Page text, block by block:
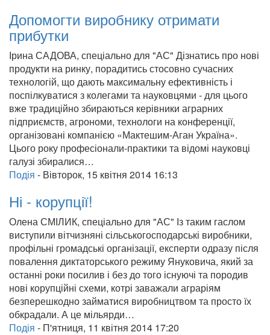
Допомогти виробнику отримати
прибутки
Ірина САДОВА, спеціально для "АС" Дізнатись про нові
продукти на ринку, порадитись стосовно сучасних
технологій, що дають максимальну ефективність і
поспілкуватися з колегами та науковцями - для цього
вже традиційно збираються керівники аграрних
підприємств, агрономи, технологи на конференції,
організовані компанією «Мактешим-Аган Україна».
Цього року професіонали-практики та відомі науковці
галузі збиралися…
Подія - Вівторок, 15 квітня 2014 16:13
Ні - корупції!
Олена СМІЛИК, спеціально для "АС" Із таким гаслом
виступили вітчизняні сільськогосподарські виробники,
профільні громадські організації, експерти одразу після
повалення диктаторського режиму Януковича, який за
останні роки посилив і без до того існуючі та породив
нові корупційні схеми, котрі заважали аграріям
безперешкодно займатися виробництвом та просто їх
обкрадали. А це мільярди…
Подія - П'ятниця, 11 квітня 2014 17:20